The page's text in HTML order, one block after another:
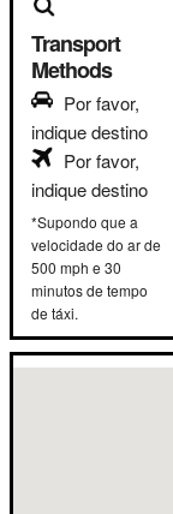
Transport
Methods
Por favor,
indique destino
Por favor,
indique destino
*Supondo que a
velocidade do ar de
500 mph e 30
minutos de tempo
de táxi.